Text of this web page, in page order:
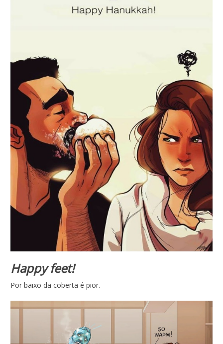
Happy feet!
Por baixo da coberta é pior.